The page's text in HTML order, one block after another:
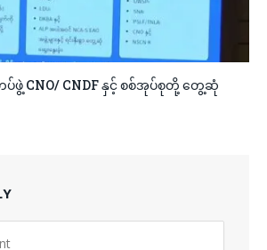
ပ်ဖွဲ့ CNO/ CNDF နှင့် စစ်အုပ်စုတို့ တွေ့ဆုံ